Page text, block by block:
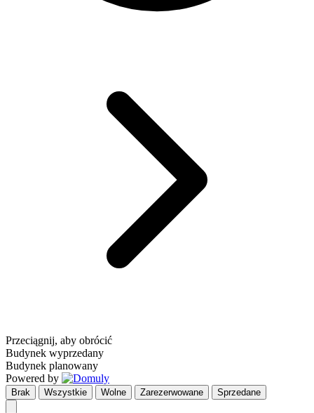
Przeciągnij, aby obrócić
Budynek wyprzedany
Budynek planowany
Powered by
Brak Wszystkie Wolne Zarezerwowane Sprzedane